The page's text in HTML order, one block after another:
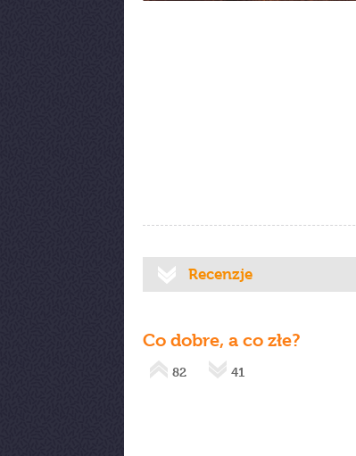
Recenzje
Co dobre, a co złe?
82 41